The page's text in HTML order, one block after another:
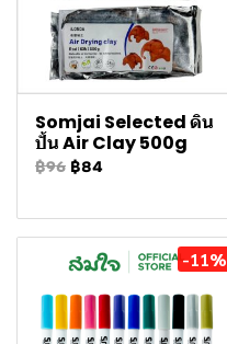
Somjai Selected ดิน
ปั้น Air Clay 500g
฿96 ฿84
-11%